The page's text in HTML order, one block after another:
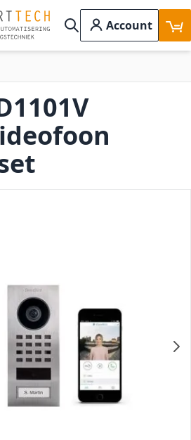
Search
Account